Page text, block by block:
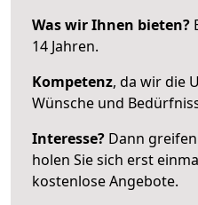
Was wir Ihnen bieten?
14 Jahren.
Kompetenz, da wir die
Wünsche und
Interesse? Dann
holen Sie sich erst
kostenlose Angebote.